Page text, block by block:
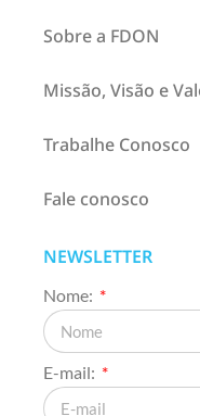
Sobre a FDON
Missão, Visão e
Trabalhe Conosco
Fale conosco
NEWSLETTER
Nome:
E-mail: